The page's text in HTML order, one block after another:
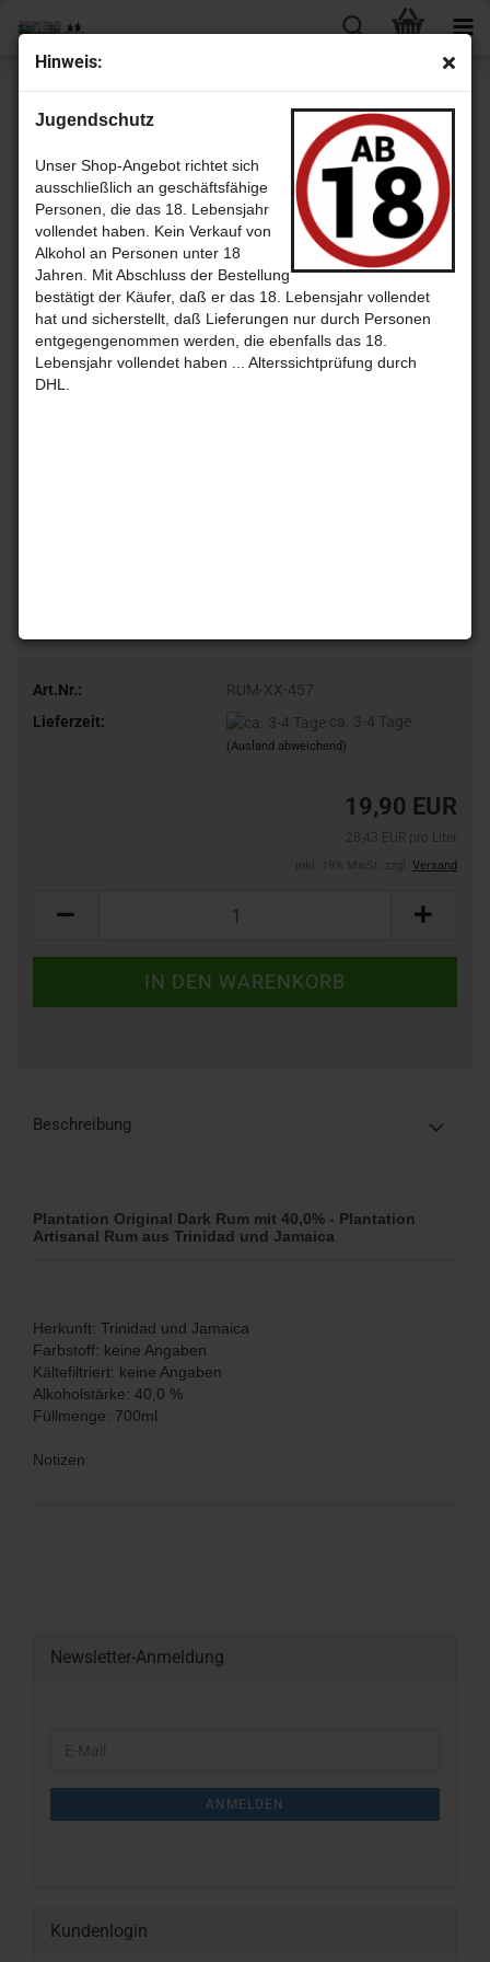
Hin­weis:
Jugendschutz
Unser Shop-Angebot richtet sich
ausschließlich an geschäftsfähige
Personen, die das 18. Lebensjahr
vollendet haben. Kein Verkauf von
Alkohol an Personen unter 18
Jahren. Mit Abschluss der Bestellung
bestätigt der Käufer, daß er das 18. Lebensjahr vollendet
hat und sicherstellt, daß Lieferungen nur durch Personen
entgegengenommen werden, die ebenfalls das 18.
Lebensjahr vollendet haben ... Alterssichtprüfung durch
DHL.
« Erster « zurück weiter »
Letzter »
133Artikel in dieser Kategorie
Plan­ta­ti­on Ori­gi­nal Dark Rum mit 40,0% - Plan­ta­ti­on Ar­tis­anal Rum
aus Tri­ni­dad und Ja­mai­ca
Art.Nr.:
RUM-XX-457
Lieferzeit:
ca. 3-4 Tage
(Ausland abweichend)
19,90 EUR
Versand
Beschreibung
Plantation Original Dark Rum mit 40,0% - Plantation
Artisanal Rum aus Trinidad und Jamaica
Herkunft: Trinidad und Jamaica
Farbstoff: keine Angaben
Kältefiltriert: keine Angaben
Alkoholstärke: 40,0 %
Füllmenge: 700ml
Notizen:
Newsletter-Anmeldung
NEWSLETTER-
ANMELDEN
Kundenlogin